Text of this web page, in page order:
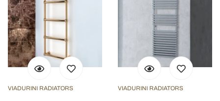
VIADURINI RADIATORS VIADURINI RADIATORS